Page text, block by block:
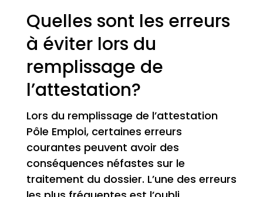
Quelles sont les erreurs
à éviter lors du
remplissage de
l’attestation?
Lors du remplissage de l’attestation
Pôle Emploi, certaines erreurs
courantes peuvent avoir des
conséquences néfastes sur le
traitement du dossier. L’une des erreurs